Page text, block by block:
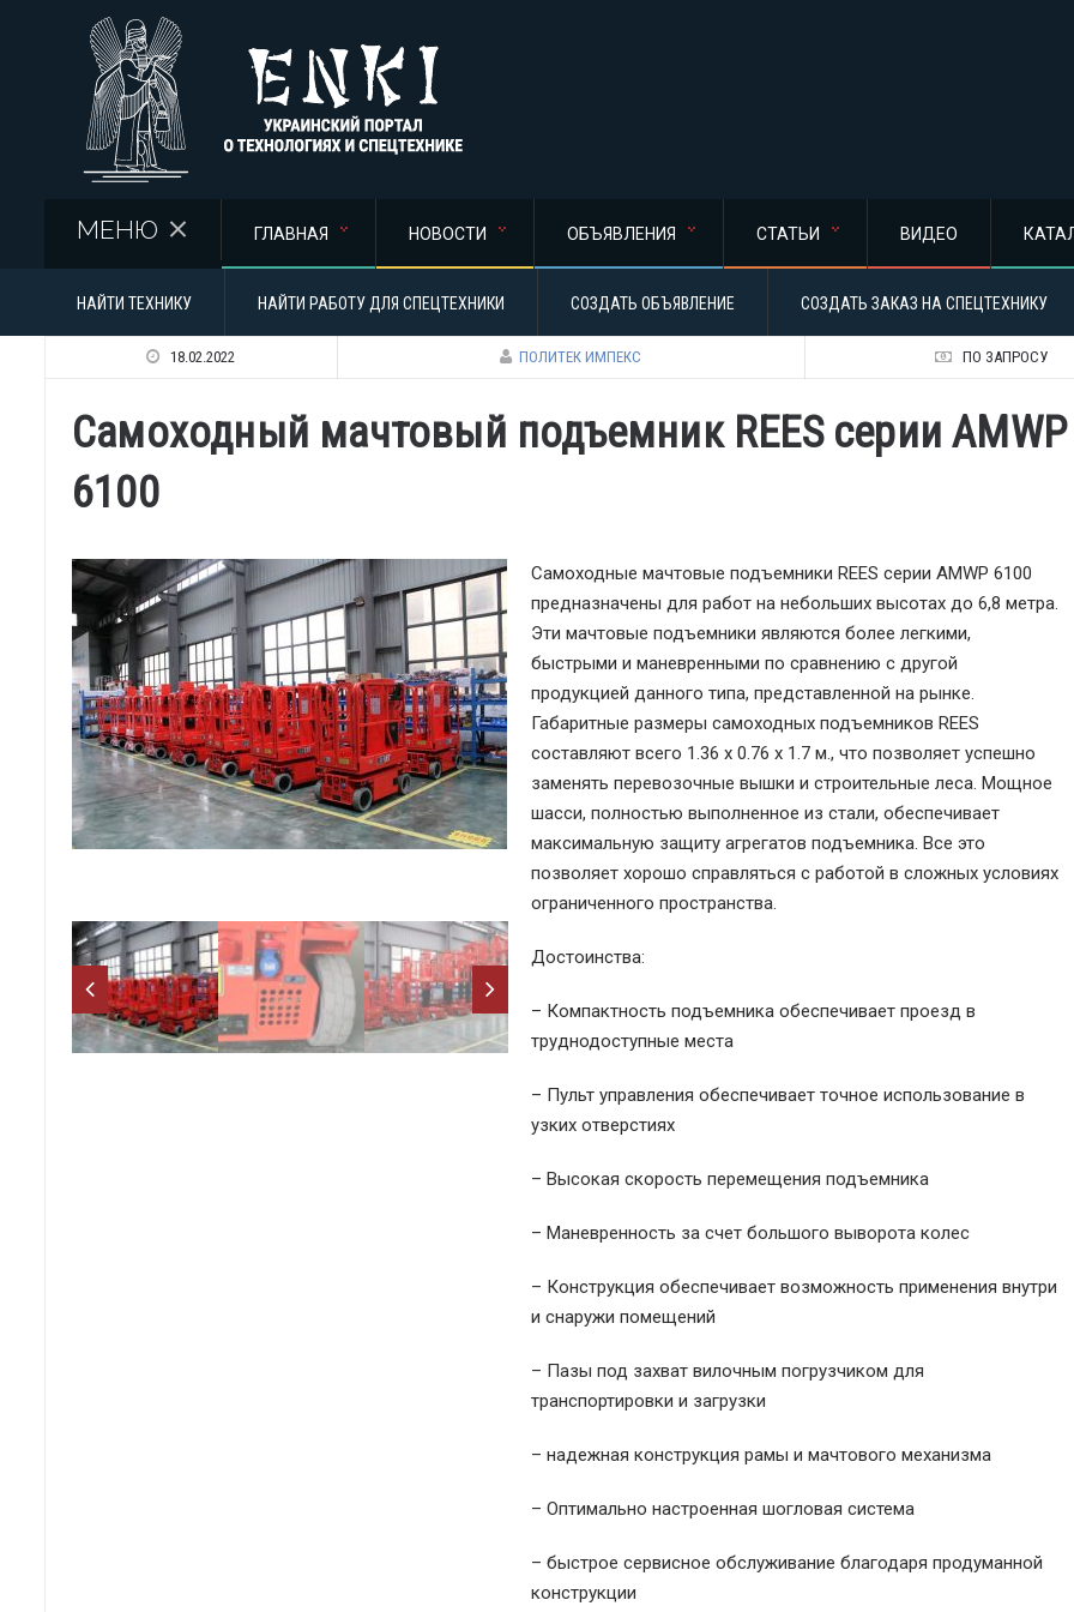
МЕНЮ ГЛАВНАЯ НОВОСТИ ОБЪЯВЛЕНИЯ СТАТЬИ ВИДЕО
НАЙТИ ТЕХНИКУ НАЙТИ РАБОТУ ДЛЯ СПЕЦТЕХНИКИ СОЗДАТЬ ОБЪЯВЛЕНИЕ СОЗДАТЬ ЗАКАЗ НА СПЕЦТЕХНИКУ
18.02.2022 ПОЛИТЕК ИМПЕКС ПО ЗАПРОСУ
Самоходный мачтовый подъемник REES серии AMWP
6100
Самоходные мачтовые подъемники REES серии AMWP 6100
предназначены для работ на небольших высотах до 6,8 метра.
Эти мачтовые подъемники являются более легкими,
быстрыми и маневренными по сравнению с другой
продукцией данного типа, представленной на рынке.
Габаритные размеры самоходных подъемников REES
составляют всего 1.36 x 0.76 x 1.7 м., что позволяет успешно
заменять перевозочные вышки и строительные леса. Мощное
шасси, полностью выполненное из стали, обеспечивает
максимальную защиту агрегатов подъемника. Все это
позволяет хорошо справляться с работой в сложных условиях
ограниченного пространства.
Достоинства:
– Компактность подъемника обеспечивает проезд в
труднодоступные места
– Пульт управления обеспечивает точное использование в
узких отверстиях
– Высокая скорость перемещения подъемника
– Маневренность за счет большого выворота колес
– Конструкция обеспечивает возможность применения внутри
и снаружи помещений
– Пазы под захват вилочным погрузчиком для
транспортировки и загрузки
– надежная конструкция рамы и мачтового механизма
– Оптимально настроенная шогловая система
– быстрое сервисное обслуживание благодаря продуманной
конструкции